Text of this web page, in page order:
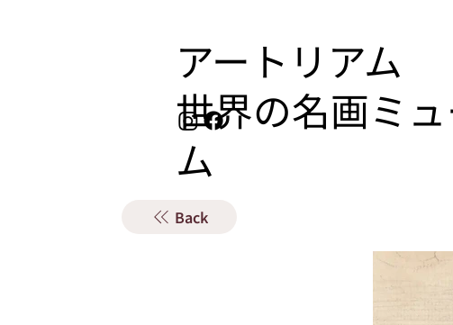
アートリアム
世界の名画ミ
ム
Back